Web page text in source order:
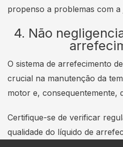
propenso a problemas com a
4. Não
O sistema de arrefecimento
crucial na manutenção da
motor e, consequentemente,
Certifique-se de verificar
qualidade do líquido de